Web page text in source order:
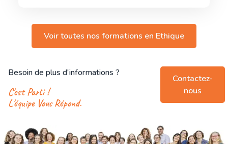
Voir toutes nos formations en Ethique
Besoin de plus d'informations ?
C'est Parti !
L'équipe Vous Répond.
Contactez-
nous